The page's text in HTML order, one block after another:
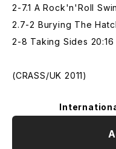
2-7.1 A Rock'n'Roll
2.7-2 Burying The
2-8 Taking Sides 20:16
(CRASS/UK 2011)